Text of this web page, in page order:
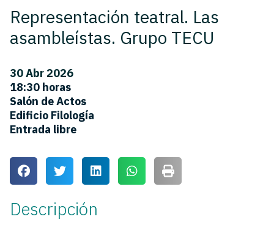
Representación teatral. Las
asambleístas. Grupo TECU
30 Abr 2026
18:30 horas
Salón de Actos
Edificio Filología
Entrada libre
Descripción